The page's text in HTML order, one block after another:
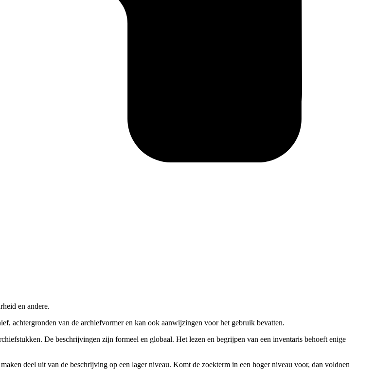
en andere.
achtergronden van de archiefvormer en kan ook aanwijzingen voor het gebruik bevatten.
De beschrijvingen zijn formeel en globaal. Het lezen en begrijpen van een inventaris behoeft enige
deel uit van de beschrijving op een lager niveau. Komt de zoekterm in een hoger niveau voor, dan voldoen